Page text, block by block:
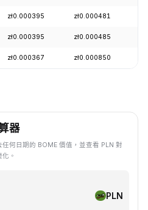
zł0.000395 zł0.000481
zł0.000395 zł0.000485
zł0.000367 zł0.000850
器
何日期的 BOME 價值，並查看 PLN 對
。
PLN